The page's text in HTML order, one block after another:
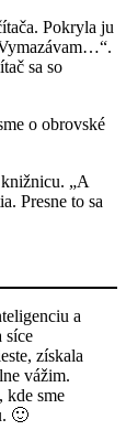
Pokryla ju
sa so
o obrovské
„A
Presne to sa
a
síce
získala
vážim.
kde sme
🙂